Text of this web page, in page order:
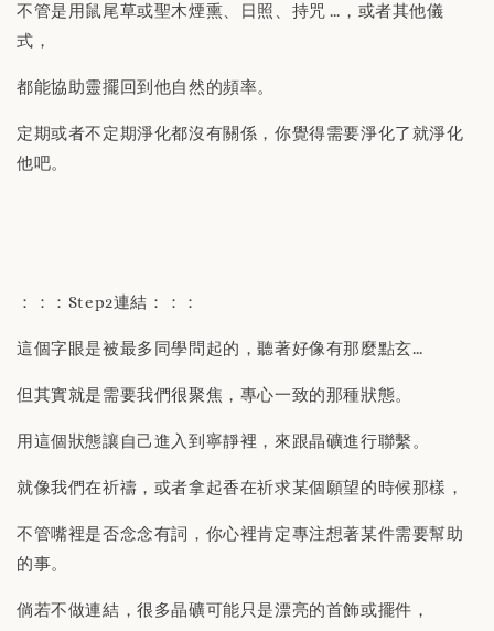
不管是用鼠尾草或聖木煙熏、日照、持咒 …，或者其他儀
式，
都能協助靈擺回到他自然的頻率。
定期或者不定期淨化都沒有關係，你覺得需要淨化了就淨化
他吧。
：：：Step2連結：：：
這個字眼是被最多同學問起的，聽著好像有那麼點玄…
但其實就是需要我們很聚焦，專心一致的那種狀態。
用這個狀態讓自己進入到寧靜裡，來跟晶礦進行聯繫。
就像我們在祈禱，或者拿起香在祈求某個願望的時候那樣，
不管嘴裡是否念念有詞，你心裡肯定專注想著某件需要幫助
的事。
倘若不做連結，很多晶礦可能只是漂亮的首飾或擺件，